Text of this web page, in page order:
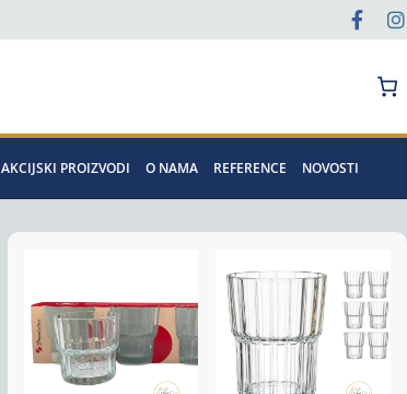
AKCIJSKI PROIZVODI O NAMA REFERENCE NOVOSTI